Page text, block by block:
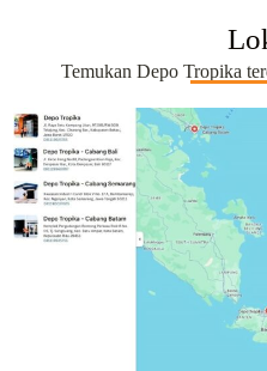
Temukan Depo Tropika